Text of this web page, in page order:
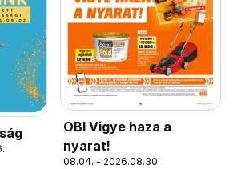
OBI Vigye haza a
nyarat!
08.04. - 2026.08.30.